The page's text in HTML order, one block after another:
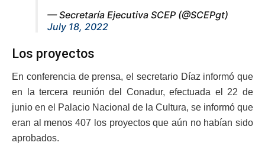
— Secretaría Ejecutiva SCEP (@SCEPgt)
July 18, 2022
Los proyectos
En conferencia de prensa, el secretario Díaz informó que
en la tercera reunión del Conadur, efectuada el 22 de
junio en el Palacio Nacional de la Cultura, se informó que
eran al menos 407 los proyectos que aún no habían sido
aprobados.